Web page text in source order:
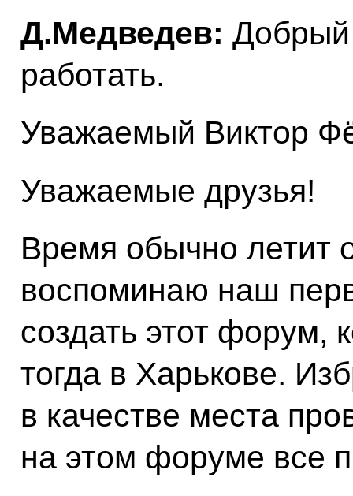
Д.Медведев:
работать.
Уважаемый Виктор
Уважаемые друзья!
Время обычно летит
воспоминаю наш
создать этот форум,
тогда в Харькове.
в качестве места
на этом форуме все